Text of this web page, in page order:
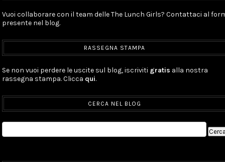
Vuoi collaborare con il team delle The Lunch Girls? Contattaci al
presente nel blog.
RASSEGNA STAMPA
Se non vuoi perdere le uscite sul blog, iscriviti gratis alla nostra
rassegna stampa. Clicca qui.
CERCA NEL BLOG